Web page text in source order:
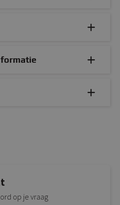
op je vraag